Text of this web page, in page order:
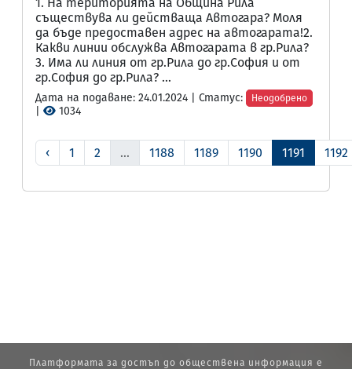
съществува ли действаща Автогара? Моля
да бъде предоставен адрес на автогарата!2.
Какви линии обслужва Автогарата в гр.Рила?
3. Има ли линия от гр.Рила до гр.София и от
гр.София до гр.Рила? ...
Дата на подаване: 24.01.2024 | Статус: Неодобрено
1034
‹ 1 2 ... 1188 1189 1190 1191 1192
Платформата за достъп до обществена информация е